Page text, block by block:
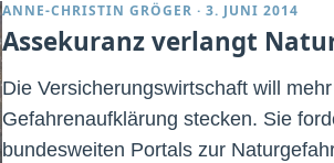
ANNE-CHRISTIN GRÖGER · 3. JUNI 2014
Assekuranz verlangt
Die Versicherungswirtschaft will
Gefahrenaufklärung stecken. Sie
bundesweiten Portals zur